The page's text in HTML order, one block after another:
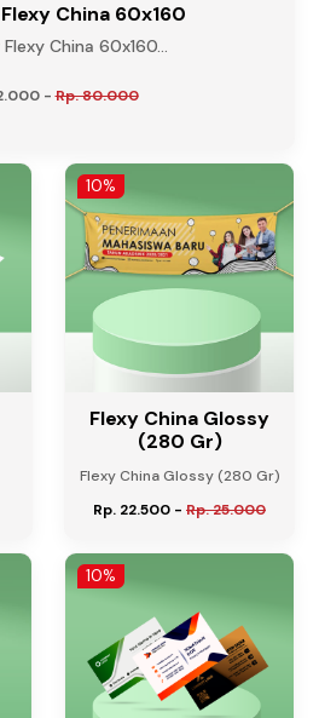
China 60x160
China 60x160...
-Rp. 80.000
10%
Flexy China Glossy
(280 Gr)
Flexy China Glossy (280 Gr)
Rp. 22.500 - Rp. 25.000
10%